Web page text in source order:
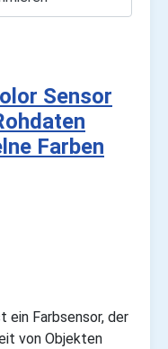
Sensor
Farben
ein Farbsensor, der
von Objekten